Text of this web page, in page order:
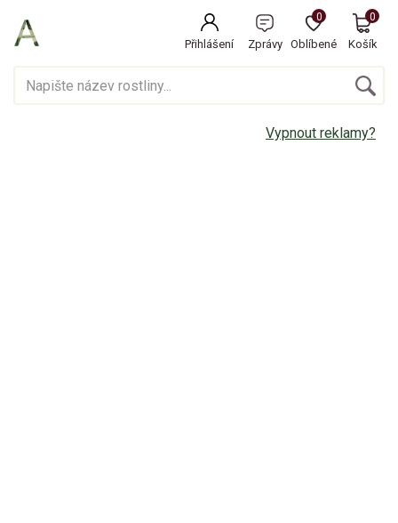
Přihlášení Zprávy Oblíbené
0
Košík
0
Vypnout reklamy?